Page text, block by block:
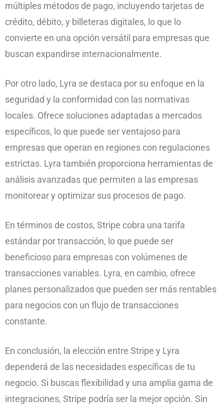
múltiples métodos de pago, incluyendo tarjetas de
crédito, débito, y billeteras digitales, lo que lo
convierte en una opción versátil para empresas que
buscan expandirse internacionalmente.
Por otro lado, Lyra se destaca por su enfoque en la
seguridad y la conformidad con las normativas
locales. Ofrece soluciones adaptadas a mercados
específicos, lo que puede ser ventajoso para
empresas que operan en regiones con regulaciones
estrictas. Lyra también proporciona herramientas de
análisis avanzadas que permiten a las empresas
monitorear y optimizar sus procesos de pago.
En términos de costos, Stripe cobra una tarifa
estándar por transacción, lo que puede ser
beneficioso para empresas con volúmenes de
transacciones variables. Lyra, en cambio, ofrece
planes personalizados que pueden ser más rentables
para negocios con un flujo de transacciones
constante.
En conclusión, la elección entre Stripe y Lyra
dependerá de las necesidades específicas de tu
negocio. Si buscas flexibilidad y una amplia gama de
integraciones, Stripe podría ser la mejor opción. Sin